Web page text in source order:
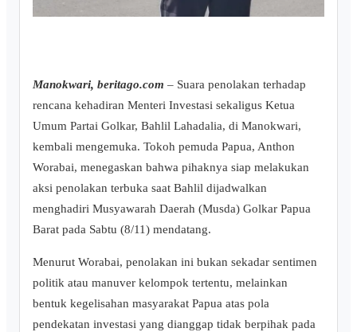
Manokwari, beritago.com – Suara penolakan terhadap
rencana kehadiran Menteri Investasi sekaligus Ketua
Umum Partai Golkar, Bahlil Lahadalia, di Manokwari,
kembali mengemuka. Tokoh pemuda Papua, Anthon
Worabai, menegaskan bahwa pihaknya siap melakukan
aksi penolakan terbuka saat Bahlil dijadwalkan
menghadiri Musyawarah Daerah (Musda) Golkar Papua
Barat pada Sabtu (8/11) mendatang.
Menurut Worabai, penolakan ini bukan sekadar sentimen
politik atau manuver kelompok tertentu, melainkan
bentuk kegelisahan masyarakat Papua atas pola
pendekatan investasi yang dianggap tidak berpihak pada